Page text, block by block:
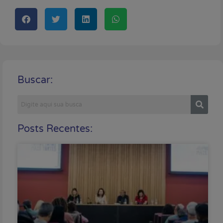
Buscar:
Posts Recentes: